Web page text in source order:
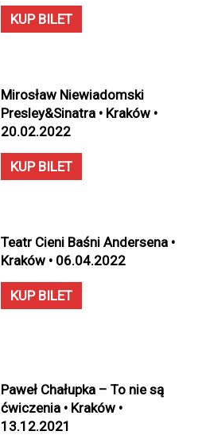
KUP BILET
Mirosław Niewiadomski
Presley&Sinatra • Kraków •
20.02.2022
KUP BILET
Teatr Cieni Baśni Andersena •
Kraków • 06.04.2022
KUP BILET
Paweł Chałupka – To nie są
ćwiczenia • Kraków •
13.12.2021